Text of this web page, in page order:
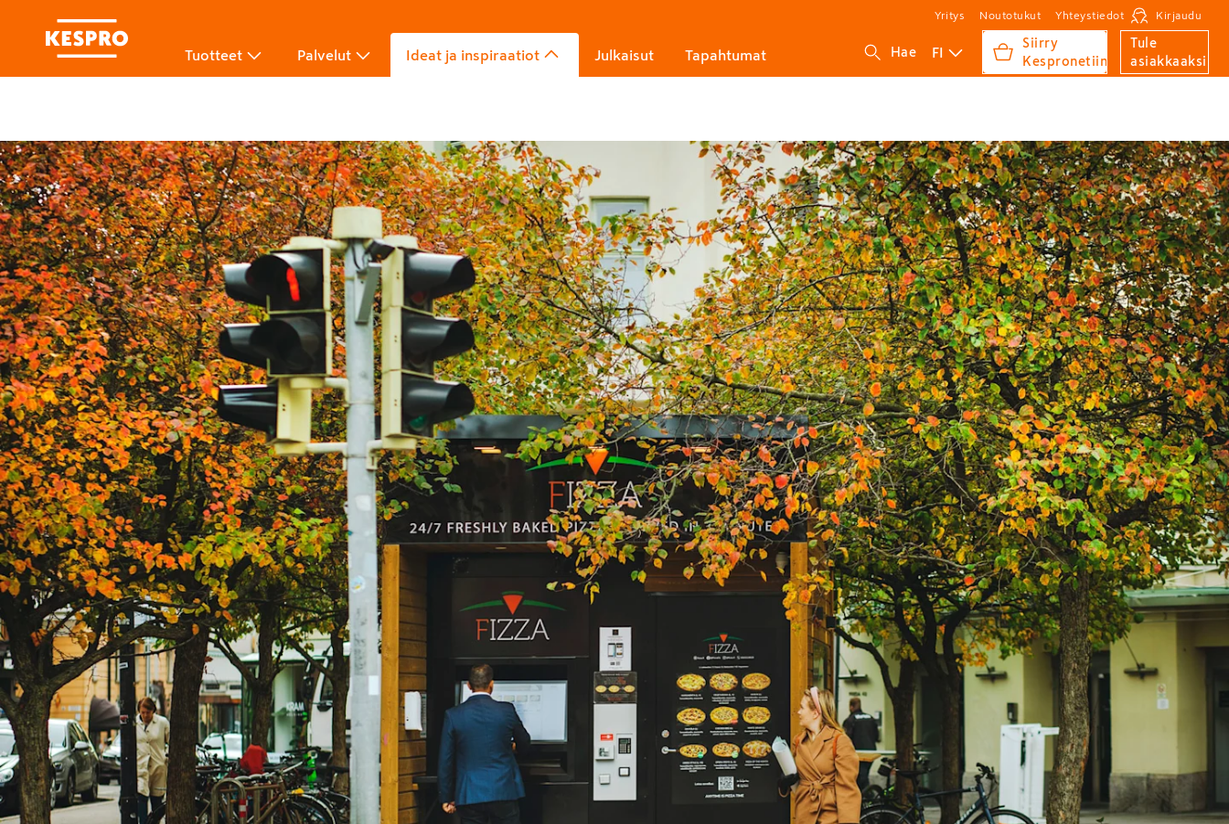
Yritys Noutotukut Yhteystiedot Kirjaudu
Tuotteet Palvelut Ideat ja inspiraatiot Julkaisut Tapahtumat Hae FI
Siirry
Kespronetiin
Tule
asiakkaaksi